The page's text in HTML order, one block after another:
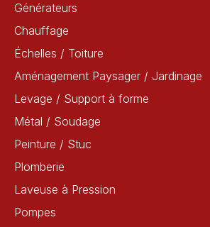
Générateurs
Chauffage
Échelles / Toiture
Aménagement Paysager / Jardinage
Levage / Support à forme
Métal / Soudage
Peinture / Stuc
Plomberie
Laveuse à Pression
Pompes